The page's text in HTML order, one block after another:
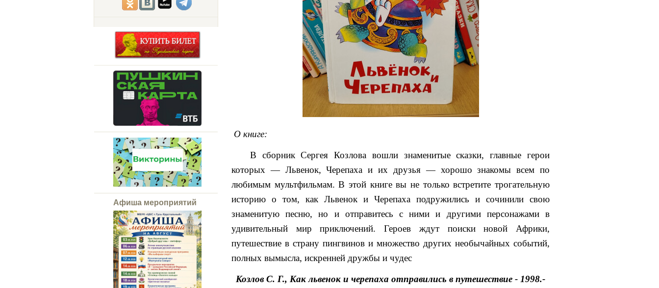
Афиша мероприятий
О книге:
В сборник Сергея Козлова вошли знаменитые сказки, главные герои
которых — Львенок, Черепаха и их друзья — хорошо знакомы всем по
любимым мультфильмам. В этой книге вы не только встретите трогательную
историю о том, как Львенок и Черепаха подружились и сочинили свою
знаменитую песню, но и отправитесь с ними и другими персонажами в
удивительный мир приключений. Героев ждут поиски новой Африки,
путешествие в страну пингвинов и множество других необычайных событий,
полных вымысла, искренней дружбы и чудес
Козлов С. Г., Как львенок и черепаха отправились в путешествие - 1998.-